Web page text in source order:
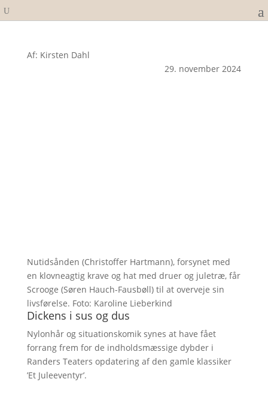
Af: Kirsten Dahl
29. november 2024
Nutidsånden (Christoffer Hartmann), forsynet med
en klovneagtig krave og hat med druer og juletræ, får
Scrooge (Søren Hauch-Fausbøll) til at overveje sin
livsførelse. Foto: Karoline Lieberkind
Dickens i sus og dus
Nylonhår og situationskomik synes at have fået
forrang frem for de indholdsmæssige dybder i
Randers Teaters opdatering af den gamle klassiker
’Et Juleeventyr’.